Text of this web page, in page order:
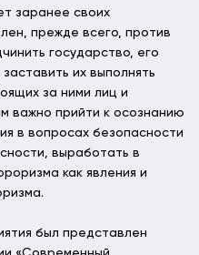
заранее своих
прежде всего, против
государство, его
их выполнять
за ними лиц и
важно прийти к осознанию
в вопросах безопасности
выработать в
как явления и
был представлен